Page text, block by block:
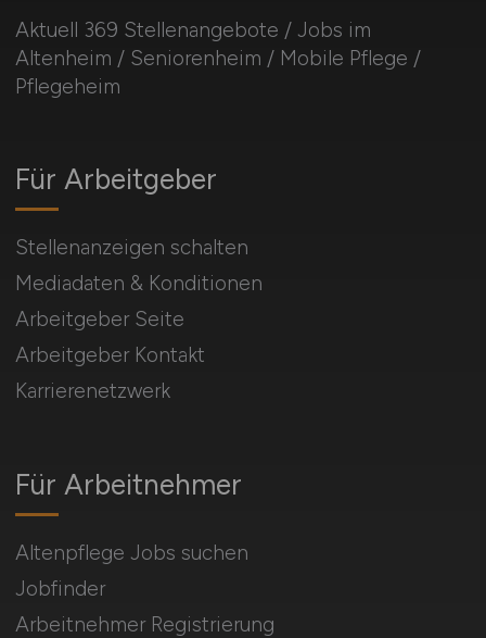
Aktuell 369 Stellenangebote / Jobs im
Altenheim / Seniorenheim / Mobile Pflege /
Pflegeheim
Für Arbeitnehmer
Altenpflege Jobs suchen
Jobfinder
Arbeitnehmer Registrierung
Für Arbeitgeber
Stellenanzeigen schalten
Mediadaten & Konditionen
Arbeitgeber Seite
Arbeitgeber Kontakt
Karrierenetzwerk